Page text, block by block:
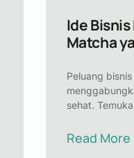
Ide
Matcha
Peluang
sehat.
Read More